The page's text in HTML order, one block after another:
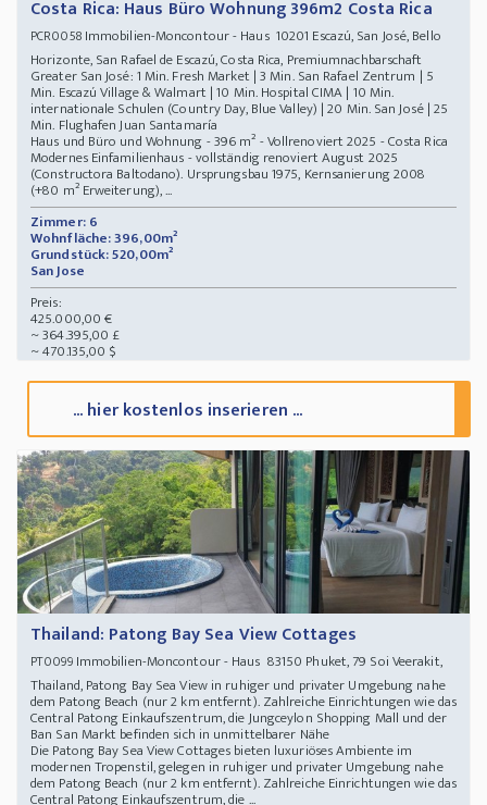
Costa Rica: Haus Büro Wohnung 396m2 Costa Rica
PCR0058Immobilien-Moncontour - Haus 10201 Escazú, San José, Bello
Horizonte, San Rafael de Escazú, Costa Rica, Premiumnachbarschaft
Greater San José: 1 Min. Fresh Market | 3 Min. San Rafael Zentrum | 5
Min. Escazú Village & Walmart | 10 Min. Hospital CIMA | 10 Min.
internationale Schulen (Country Day, Blue Valley) | 20 Min. San José | 25
Min. Flughafen Juan Santamaría
Haus und Büro und Wohnung - 396 m² - Vollrenoviert 2025 - Costa Rica
Modernes Einfamilienhaus - vollständig renoviert August 2025
(Constructora Baltodano). Ursprungsbau 1975, Kernsanierung 2008
(+80 m² Erweiterung), ...
Zimmer: 6
Wohnfläche: 396,00m²
Grundstück: 520,00m²
San Jose
Preis:
425.000,00 €
~ 364.395,00 £
~ 470.135,00 $
... hier kostenlos inserieren ...
Thailand: Patong Bay Sea View Cottages
PT0099Immobilien-Moncontour - Haus 83150 Phuket, 79 Soi Veerakit,
Thailand, Patong Bay Sea View in ruhiger und privater Umgebung nahe
dem Patong Beach (nur 2 km entfernt). Zahlreiche Einrichtungen wie das
Central Patong Einkaufszentrum, die Jungceylon Shopping Mall und der
Ban San Markt befinden sich in unmittelbarer Nähe
Die Patong Bay Sea View Cottages bieten luxuriöses Ambiente im
modernen Tropenstil, gelegen in ruhiger und privater Umgebung nahe
dem Patong Beach (nur 2 km entfernt). Zahlreiche Einrichtungen wie das
Central Patong Einkaufszentrum, die ...